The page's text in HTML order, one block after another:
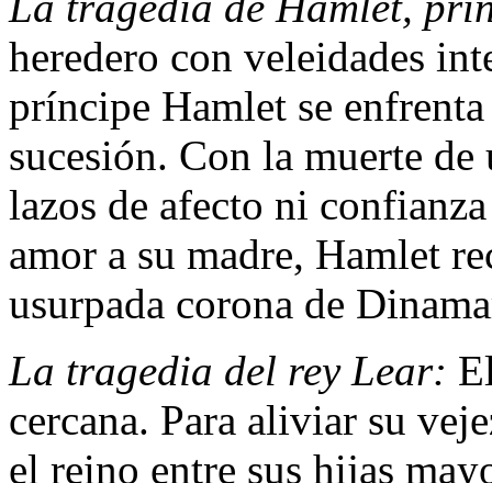
heredero con veleidades
príncipe Hamlet se
sucesión. Con la muerte
lazos de afecto ni
amor a su madre, Hamlet
usurpada corona de
La tragedia del rey Lear:
cercana. Para aliviar su
el reino entre sus hijas